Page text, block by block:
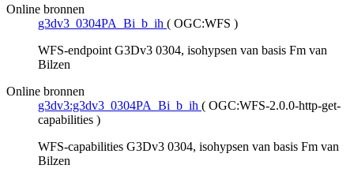
Online bronnen
g3dv3_0304PA_Bi_b_ih ( OGC:WFS )
WFS-endpoint G3Dv3 0304, isohypsen van basis Fm van
Bilzen
Online bronnen
g3dv3:g3dv3_0304PA_Bi_b_ih ( OGC:WFS-2.0.0-http-get-
capabilities )
WFS-capabilities G3Dv3 0304, isohypsen van basis Fm van
Bilzen